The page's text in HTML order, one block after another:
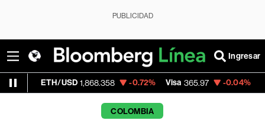
PUBLICIDAD
Ingresar
1,868.358 -0.72% Visa 365.97 -0.04%
COLOMBIA